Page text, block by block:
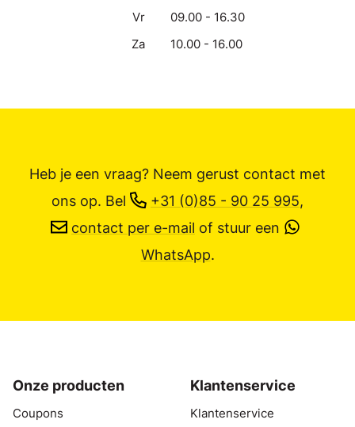
Vr
09.00 - 16.30
Za
10.00 - 16.00
Heb je een vraag? Neem gerust contact met
ons op. Bel +31 (0)85 - 90 25 995,
contact per e-mail of stuur een
WhatsApp.
Onze producten
Coupons
Klantenservice
Klantenservice